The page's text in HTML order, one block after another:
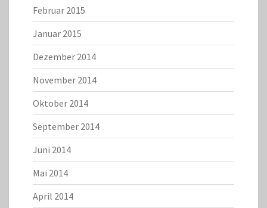
Februar 2015
Januar 2015
Dezember 2014
November 2014
Oktober 2014
September 2014
Juni 2014
Mai 2014
April 2014